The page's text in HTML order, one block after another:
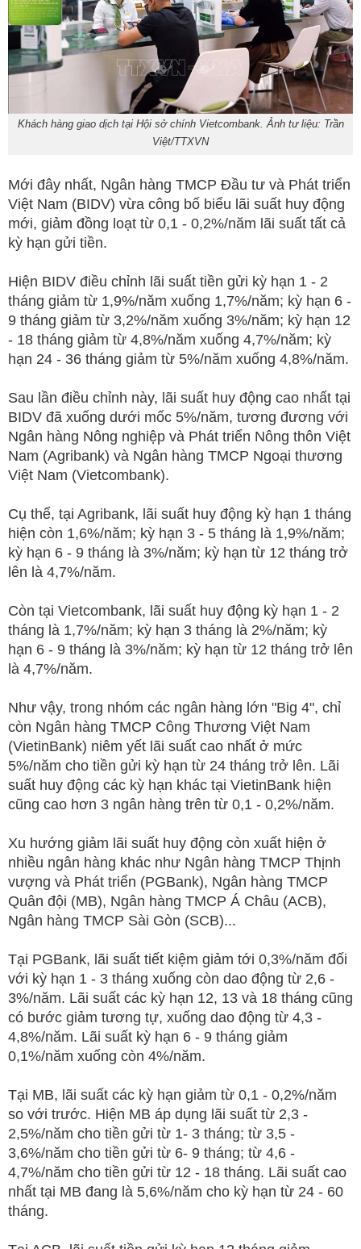
Khách hàng giao dịch tại Hội sở chính Vietcombank. Ảnh tư liệu: Trần
Việt/TTXVN
Mới đây nhất, Ngân hàng TMCP Đầu tư và Phát triển
Việt Nam (BIDV) vừa công bố biểu lãi suất huy động
mới, giảm đồng loạt từ 0,1 - 0,2%/năm lãi suất tất cả
kỳ hạn gửi tiền.
Hiện BIDV điều chỉnh lãi suất tiền gửi kỳ hạn 1 - 2
tháng giảm từ 1,9%/năm xuống 1,7%/năm; kỳ hạn 6 -
9 tháng giảm từ 3,2%/năm xuống 3%/năm; kỳ hạn 12
- 18 tháng giảm từ 4,8%/năm xuống 4,7%/năm; kỳ
hạn 24 - 36 tháng giảm từ 5%/năm xuống 4,8%/năm.
Sau lần điều chỉnh này, lãi suất huy động cao nhất tại
BIDV đã xuống dưới mốc 5%/năm, tương đương với
Ngân hàng Nông nghiệp và Phát triển Nông thôn Việt
Nam (Agribank) và Ngân hàng TMCP Ngoại thương
Việt Nam (Vietcombank).
Cụ thể, tại Agribank, lãi suất huy động kỳ hạn 1 tháng
hiện còn 1,6%/năm; kỳ hạn 3 - 5 tháng là 1,9%/năm;
kỳ hạn 6 - 9 tháng là 3%/năm; kỳ hạn từ 12 tháng trở
lên là 4,7%/năm.
Còn tại Vietcombank, lãi suất huy động kỳ hạn 1 - 2
tháng là 1,7%/năm; kỳ hạn 3 tháng là 2%/năm; kỳ
hạn 6 - 9 tháng là 3%/năm; kỳ hạn từ 12 tháng trở lên
là 4,7%/năm.
Như vậy, trong nhóm các ngân hàng lớn "Big 4", chỉ
còn Ngân hàng TMCP Công Thương Việt Nam
(VietinBank) niêm yết lãi suất cao nhất ở mức
5%/năm cho tiền gửi kỳ hạn từ 24 tháng trở lên. Lãi
suất huy động các kỳ hạn khác tại VietinBank hiện
cũng cao hơn 3 ngân hàng trên từ 0,1 - 0,2%/năm.
Xu hướng giảm lãi suất huy động còn xuất hiện ở
nhiều ngân hàng khác như Ngân hàng TMCP Thịnh
vượng và Phát triển (PGBank), Ngân hàng TMCP
Quân đội (MB), Ngân hàng TMCP Á Châu (ACB),
Ngân hàng TMCP Sài Gòn (SCB)...
Tại PGBank, lãi suất tiết kiệm giảm tới 0,3%/năm đối
với kỳ hạn 1 - 3 tháng xuống còn dao động từ 2,6 -
3%/năm. Lãi suất các kỳ hạn 12, 13 và 18 tháng cũng
có bước giảm tương tự, xuống dao động từ 4,3 -
4,8%/năm. Lãi suất kỳ hạn 6 - 9 tháng giảm
0,1%/năm xuống còn 4%/năm.
Tại MB, lãi suất các kỳ hạn giảm từ 0,1 - 0,2%/năm
so với trước. Hiện MB áp dụng lãi suất từ 2,3 -
2,5%/năm cho tiền gửi từ 1- 3 tháng; từ 3,5 -
3,6%/năm cho tiền gửi từ 6- 9 tháng; từ 4,6 -
4,7%/năm cho tiền gửi từ 12 - 18 tháng. Lãi suất cao
nhất tại MB đang là 5,6%/năm cho kỳ hạn từ 24 - 60
tháng.